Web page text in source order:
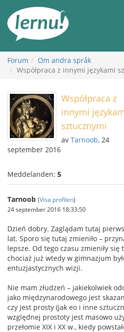
sidans
innehåll
Forum
Om andra språk
Współpraca z innymi językami
Współpraca z
innymi
sztucznymi
av Tarnoob, 24
september 2016
Meddelanden: 5
Tarnoob (Visa profilen)
24 september 2016 18:33:50
Dzień dobry. Zaglądam tutaj
lat. Sporo się tutaj zmieniło –
lepsze. Od tego czasu zmieniły się
chociaż już wtedy w gimnazjum
entuzjastycznych wizji.
Nie mam złudzeń – jakiekolwiek
jako międzynarodowego jest
czy jest prosty (jak eo i inne
względnej prostoty jest masowo
przełomie XIX i XX w., kiedy